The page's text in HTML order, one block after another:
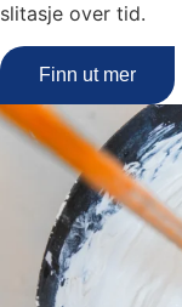
slitasje over tid.
Finn ut mer